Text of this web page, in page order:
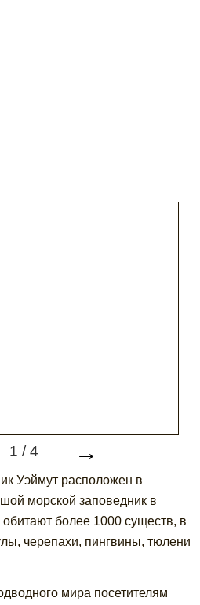
1 /4 →
Уэймут расположен в
морской заповедник в
более 1000 существ, в
черепахи, пингвины, тюлени
мира посетителям